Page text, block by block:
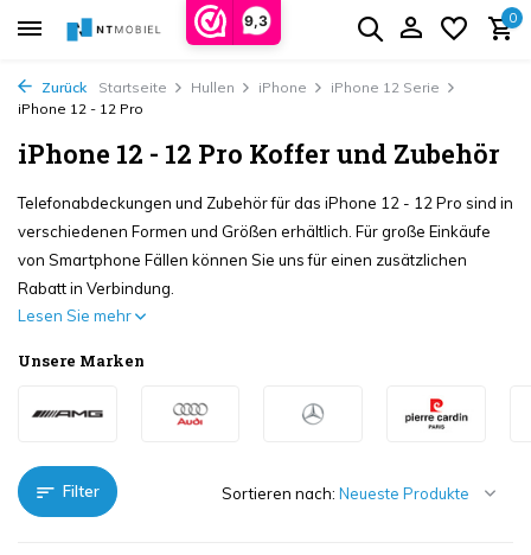
9,3 0
Zurück Startseite Hullen iPhone
iPhone 12 Serie
iPhone 12 - 12 Pro
iPhone 12 - 12 Pro Koffer und Zubehör
Telefonabdeckungen und Zubehör für das iPhone 12 - 12 Pro sind in
verschiedenen Formen und Größen erhältlich. Für große Einkäufe
von Smartphone Fällen können Sie uns für einen zusätzlichen
Rabatt in Verbindung.
Lesen Sie mehr
Unsere Marken
Filter Sortieren nach: